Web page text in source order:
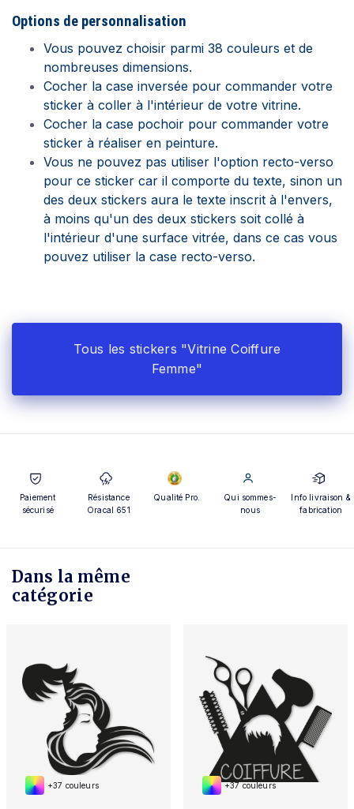
Options de personnalisation
Vous pouvez choisir parmi 38 couleurs et de
nombreuses dimensions.
Cocher la case inversée pour commander votre
sticker à coller à l'intérieur de votre vitrine.
Cocher la case pochoir pour commander votre
sticker à réaliser en peinture.
Vous ne pouvez pas utiliser l'option recto-verso
pour ce sticker car il comporte du texte, sinon un
des deux stickers aura le texte inscrit à l'envers,
à moins qu'un des deux stickers soit collé à
l'intérieur d'une surface vitrée, dans ce cas vous
pouvez utiliser la case recto-verso.
Tous les stickers "Vitrine Coiffure
Femme"
Paiement
sécurisé
Résistance
Oracal 651
Qualité Pro.
Qui sommes-
nous
Info livraison &
fabrication
Dans la même
catégorie
+37 couleurs +37 couleurs